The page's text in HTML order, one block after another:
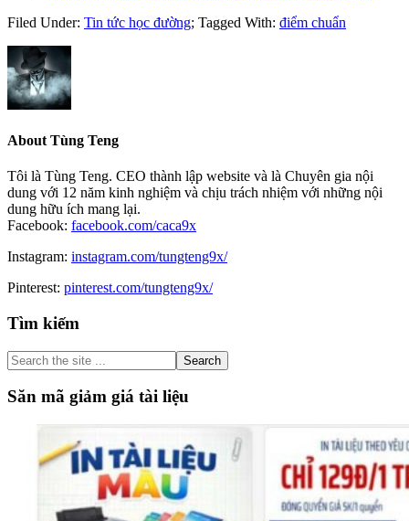
Filed Under: Tin tức học đường; Tagged With: điểm chuẩn
About Tùng Teng
Tôi là Tùng Teng. CEO thành lập website và là Chuyên gia nội
dung với 12 năm kinh nghiệm và chịu trách nhiệm với những nội
dung hữu ích mang lại.
Facebook: facebook.com/caca9x
Instagram: instagram.com/tungteng9x/
Pinterest: pinterest.com/tungteng9x/
Primary
Sidebar
Tìm kiếm
Search
the
site
...
Săn mã giảm giá tài liệu